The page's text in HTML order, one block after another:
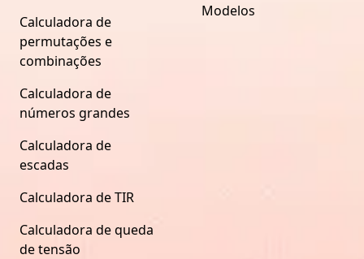
Calculadora de
permutações e
combinações
Calculadora de
números grandes
Calculadora de
escadas
Calculadora de TIR
Calculadora de queda
de tensão
Modelos